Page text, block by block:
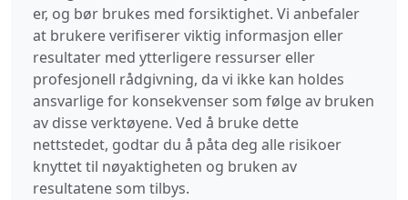
er, og bør brukes med forsiktighet. Vi anbefaler
at brukere verifiserer viktig informasjon eller
resultater med ytterligere ressurser eller
profesjonell rådgivning, da vi ikke kan holdes
ansvarlige for konsekvenser som følge av bruken
av disse verktøyene. Ved å bruke dette
nettstedet, godtar du å påta deg alle risikoer
knyttet til nøyaktigheten og bruken av
resultatene som tilbys.